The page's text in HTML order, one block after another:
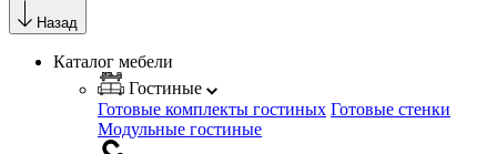
Назад
Каталог мебели
Гостиные
Готовые комплекты гостиных Готовые стенки
Модульные гостиные